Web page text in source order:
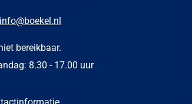
info@boekel.nl
bereikbaar.
8.30 - 17.00 uur